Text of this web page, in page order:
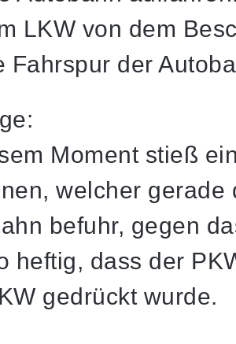
LKW von dem
Fahrspur der
Moment stieß
welcher
befuhr, gegen
heftig, dass der
gedrückt wurde.